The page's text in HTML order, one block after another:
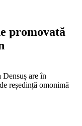
promovată
are în
reședință omonimă